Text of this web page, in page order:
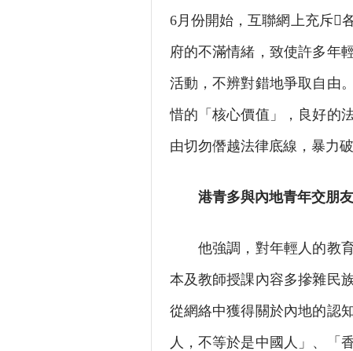
6月份開始，互聯網上充斥
府的不滿情緒，致使許多年
活動，不辨對錯地爭取自由
惜的「核心價值」，良好的
由切勿僭越法律底線，暴力
港青多與內地青年交朋友
他強調，對年輕人的教育
本及教師授課內容多摻雜民
從網絡中獲得關於內地的認
人，不等於是中國人」、「